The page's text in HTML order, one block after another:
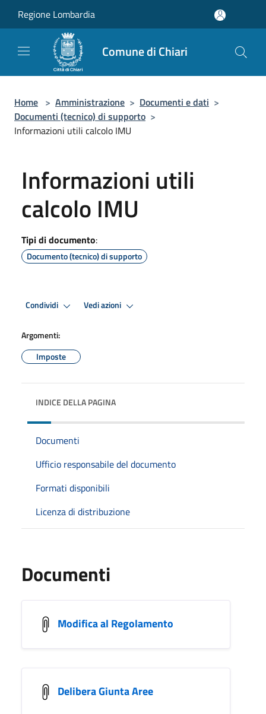
Regione Lombardia
Comune di Chiari
Home > Amministrazione > Documenti e dati >
Documenti (tecnico) di supporto >
Informazioni utili calcolo IMU
Informazioni utili
calcolo IMU
Tipi di documento:
Documento (tecnico) di supporto
Condividi Vedi azioni
Argomenti:
Imposte
INDICE DELLA PAGINA
Documenti
Ufficio responsabile del documento
Formati disponibili
Licenza di distribuzione
Documenti
Modifica al Regolamento
Delibera Giunta Aree